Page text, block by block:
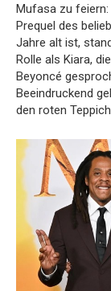
Mufasa zu feiern:
Prequel des
Jahre alt ist,
Rolle als Kiara,
Beyoncé
Beeindruckend
den roten